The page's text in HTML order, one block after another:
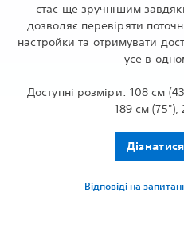
стає ще зручнішим
дозволяє перевіряти
настройки та отримувати
усе в
Доступні розміри: 108 см
189 см (75"),
Відповіді на